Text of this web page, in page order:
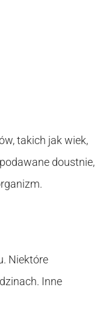
takich jak wiek,
doustnie,
Niektóre
Inne